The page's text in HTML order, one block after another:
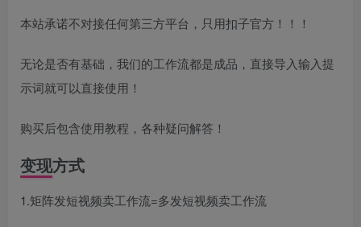
本站承诺不对接任何第三方平台，只用扣子官方！！！
无论是否有基础，我们的工作流都是成品，直接导入输入提
示词就可以直接使用！
购买后包含使用教程，各种疑问解答！
变现方式
1.矩阵发短视频卖工作流=多发短视频卖工作流